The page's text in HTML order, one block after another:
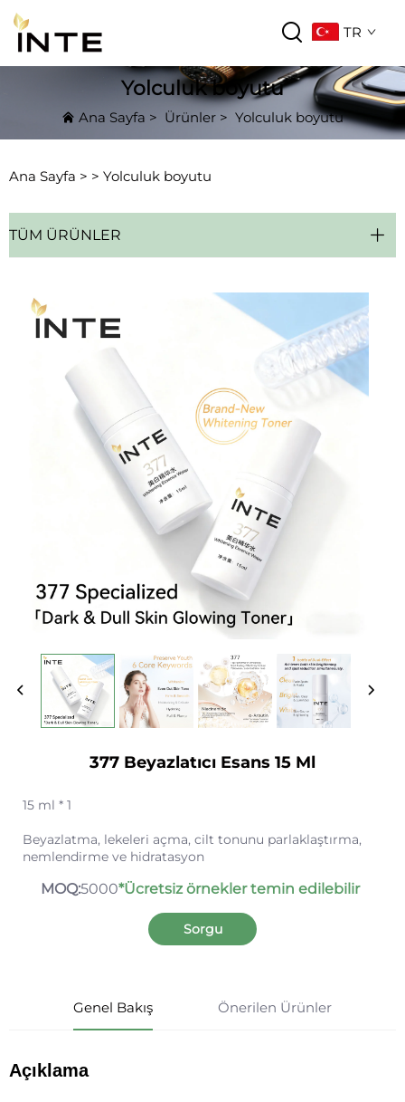
TR
Yolculuk boyutu
Ana Sayfa > Ürünler > Yolculuk boyutu
Ana Sayfa > > Yolculuk boyutu
TÜM ÜRÜNLER
377 Beyazlatıcı Esans 15 Ml
15 ml * 1
Beyazlatma, lekeleri açma, cilt tonunu parlaklaştırma,
nemlendirme ve hidratasyon
MOQ:5000*Ücretsiz örnekler temin edilebilir
Sorgu
Genel Bakış Önerilen Ürünler
Açıklama